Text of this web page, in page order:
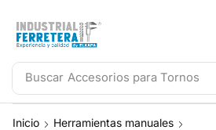
Buscar Accesorios para Tornos
Inicio
Herramientas manuales